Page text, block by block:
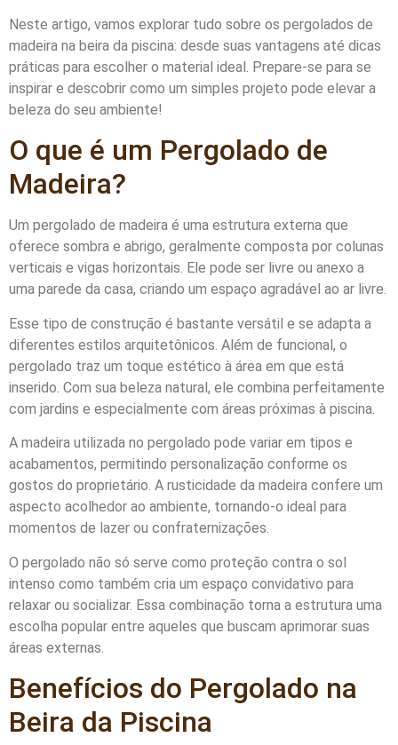
Neste artigo, vamos explorar tudo sobre os pergolados de
madeira na beira da piscina: desde suas vantagens até dicas
práticas para escolher o material ideal. Prepare-se para se
inspirar e descobrir como um simples projeto pode elevar a
beleza do seu ambiente!
O que é um Pergolado de
Madeira?
Um pergolado de madeira é uma estrutura externa que
oferece sombra e abrigo, geralmente composta por colunas
verticais e vigas horizontais. Ele pode ser livre ou anexo a
uma parede da casa, criando um espaço agradável ao ar livre.
Esse tipo de construção é bastante versátil e se adapta a
diferentes estilos arquitetônicos. Além de funcional, o
pergolado traz um toque estético à área em que está
inserido. Com sua beleza natural, ele combina perfeitamente
com jardins e especialmente com áreas próximas à piscina.
A madeira utilizada no pergolado pode variar em tipos e
acabamentos, permitindo personalização conforme os
gostos do proprietário. A rusticidade da madeira confere um
aspecto acolhedor ao ambiente, tornando-o ideal para
momentos de lazer ou confraternizações.
O pergolado não só serve como proteção contra o sol
intenso como também cria um espaço convidativo para
relaxar ou socializar. Essa combinação torna a estrutura uma
escolha popular entre aqueles que buscam aprimorar suas
áreas externas.
Benefícios do Pergolado na
Beira da Piscina